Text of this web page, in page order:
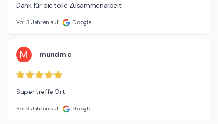
Dank für die tolle Zusammenarbeit!
Vor 3 Jahren auf Google
M mundm c
Super treffe Ort
Vor 3 Jahren auf Google